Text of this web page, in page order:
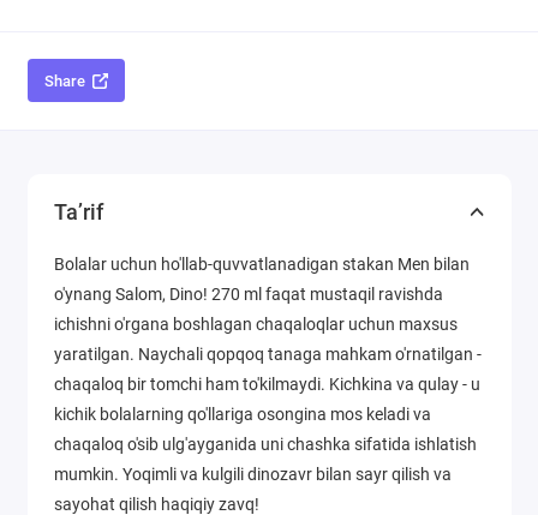
Share
Ta’rif
Bolalar uchun ho'llab-quvvatlanadigan stakan Men bilan
o'ynang Salom, Dino! 270 ml faqat mustaqil ravishda
ichishni o'rgana boshlagan chaqaloqlar uchun maxsus
yaratilgan. Naychali qopqoq tanaga mahkam o'rnatilgan -
chaqaloq bir tomchi ham to'kilmaydi. Kichkina va qulay - u
kichik bolalarning qo'llariga osongina mos keladi va
chaqaloq o'sib ulg'ayganida uni chashka sifatida ishlatish
mumkin. Yoqimli va kulgili dinozavr bilan sayr qilish va
sayohat qilish haqiqiy zavq!